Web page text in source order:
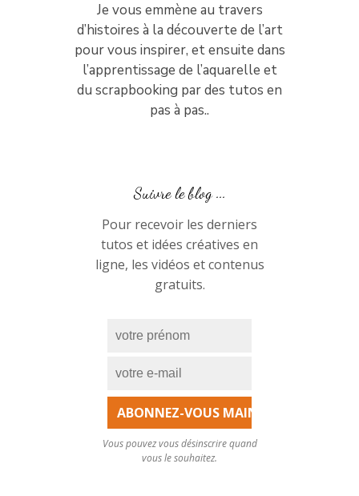
Je vous emmène au travers
d’histoires à la découverte de l’art
pour vous inspirer, et ensuite dans
l’apprentissage de l’aquarelle et
du scrapbooking par des tutos en
pas à pas..
Suivre le blog ...
Pour recevoir les derniers
tutos et idées créatives en
ligne, les vidéos et contenus
gratuits.
Vous pouvez vous désinscrire quand
vous le souhaitez.